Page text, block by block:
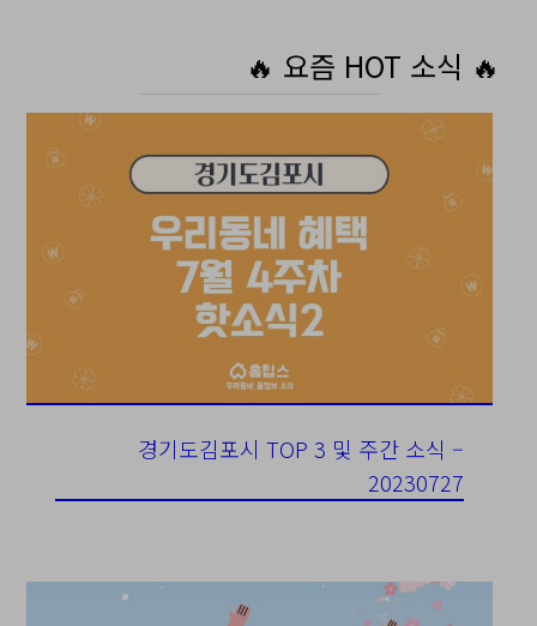
🔥 요즘 HOT 소식 🔥
경기도김포시 TOP 3 및 주간 소식 –
20230727